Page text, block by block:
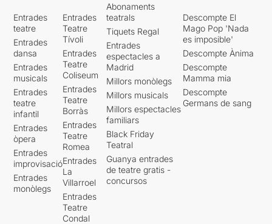
Entrades
teatre
Entrades
dansa
Entrades
musicals
Entrades
teatre
infantil
Entrades
òpera
Entrades
improvisació
Entrades
monòlegs
Entrades
Teatre
Tívoli
Entrades
Teatre
Coliseum
Entrades
Teatre
Borràs
Entrades
Teatre
Romea
Entrades
La
Villarroel
Entrades
Teatre
Condal
Abonaments
teatrals
Tiquets Regal
Entrades
espectacles a
Madrid
Millors monòlegs
Millors musicals
Millors espectacles
familiars
Black Friday
Teatral
Guanya entrades
de teatre gratis -
concursos
Descompte El
Mago Pop 'Nada
es imposible'
Descompte Ànima
Descompte
Mamma mia
Descompte
Germans de sang